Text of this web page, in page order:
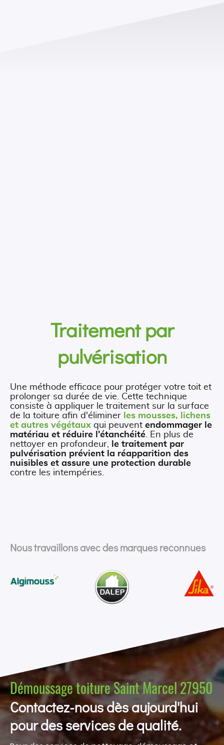
Traitement par
pulvérisation
Une méthode efficace pour protéger votre toit et
prolonger sa durée de vie. Cette technique
consiste à appliquer le traitement sur la surface
de la toiture afin d'éliminer les mousses, lichens
et autres végétaux qui peuvent endommager le
matériau et réduire l'étanchéité. En plus de
nettoyer en profondeur,
le traitement par
pulvérisation prévient la réapparition des
nuisibles et assure une protection durable
contre les intempéries.
Nous travaillons avec des marques reconnues
Démoussage toiture Saint Marcel 27950
Contactez-nous dès aujourd'hui
pour des services de qualité.